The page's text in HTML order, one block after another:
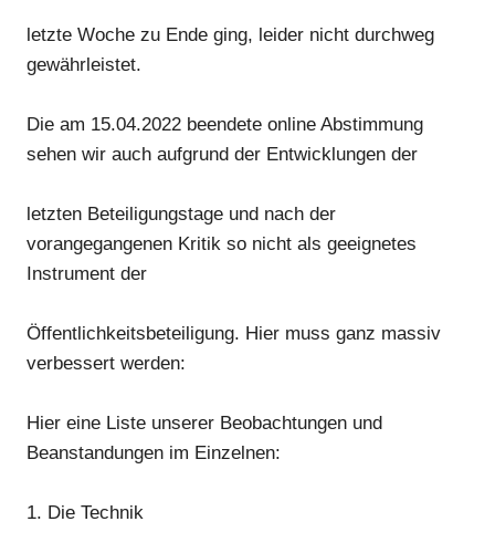
letzte Woche zu Ende ging, leider nicht durchweg
gewährleistet.
Die am 15.04.2022 beendete online Abstimmung
sehen wir auch aufgrund der Entwicklungen der
letzten Beteiligungstage und nach der
vorangegangenen Kritik so nicht als geeignetes
Instrument der
Öffentlichkeitsbeteiligung. Hier muss ganz massiv
verbessert werden:
Hier eine Liste unserer Beobachtungen und
Beanstandungen im Einzelnen:
1. Die Technik